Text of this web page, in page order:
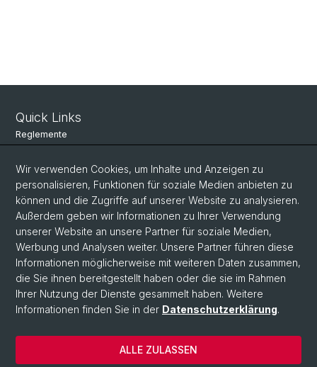
Quick Links
Reglemente
mobile Version Stundenpläne (Studierendenansicht)
Lernzentrum (LZM) / Skills Lab
medbas.ch
Fachschaft Medizin Basel
Universitäres Zentrum für Hausarztmedizin beider Basel (uniham-
Wir verwenden Cookies, um Inhalte und Anzeigen zu
personalisieren, Funktionen für soziale Medien anbieten zu
können und die Zugriffe auf unserer Website zu analysieren.
Außerdem geben wir Informationen zu Ihrer Verwendung
unserer Website an unsere Partner für soziale Medien,
Werbung und Analysen weiter. Unsere Partner führen diese
Informationen möglicherweise mit weiteren Daten zusammen,
die Sie ihnen bereitgestellt haben oder die sie im Rahmen
Ihrer Nutzung der Dienste gesammelt haben. Weitere
Informationen finden Sie in der Datenschutzerklärung.
ALLE ZULASSEN